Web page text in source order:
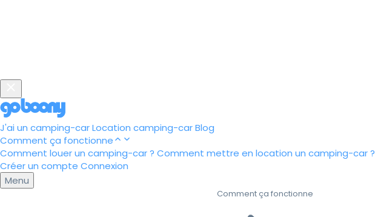
J'ai un camping-carLocation camping-carBlog
Comment ça fonctionne
Comment louer un camping-car ? Comment mettre en location un camping-car ?
Créer un compte Connexion
Menu
Comment ça fonctionne